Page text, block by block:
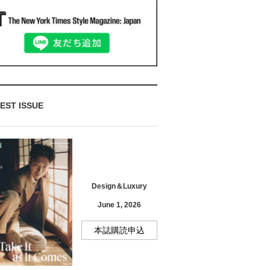
ISSUE
Design＆Luxury
June 1, 2026
本誌購読申込